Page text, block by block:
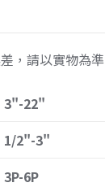
，請以實物為準
3"-22"
1/2"-3"
3P-6P